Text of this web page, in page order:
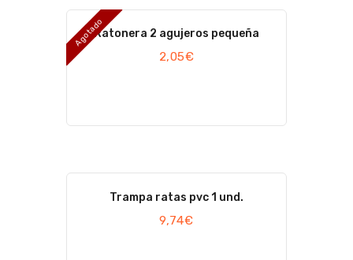
AgotadoRatonera 2 agujeros pequeña
2,05€
Trampa ratas pvc 1 und.
9,74€